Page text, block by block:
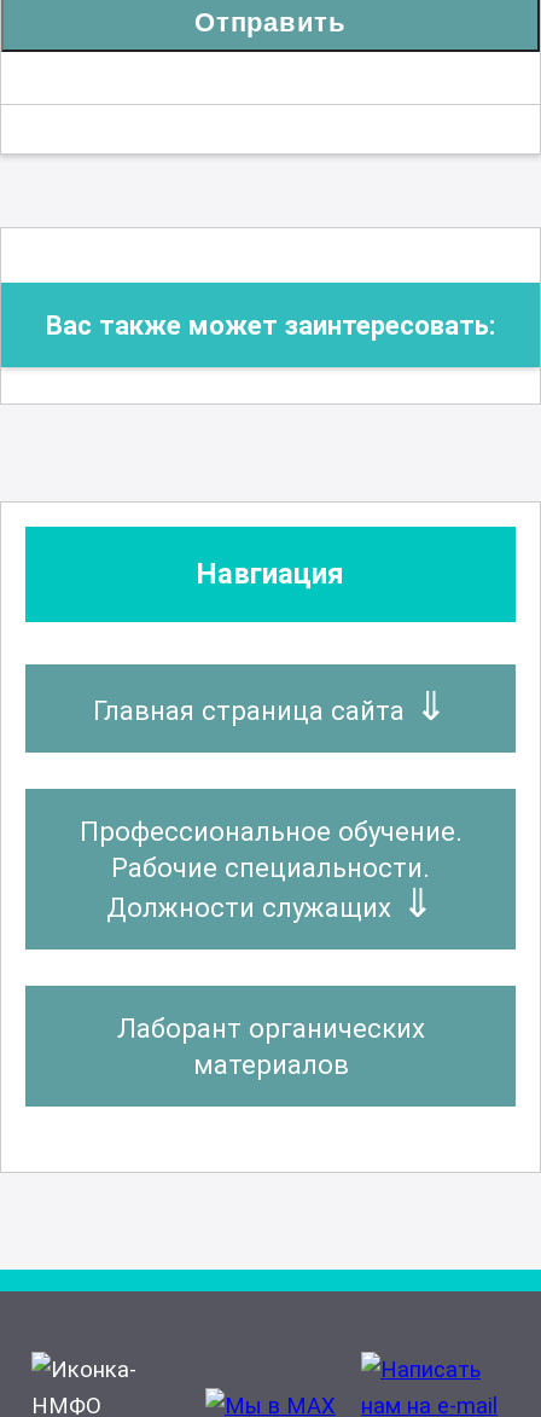
Отправить
Вас также может заинтересовать:
Навгиация
Главная страница сайта
Профессиональное обучение.
Рабочие специальности.
Должности служащих
Лаборант органических
материалов